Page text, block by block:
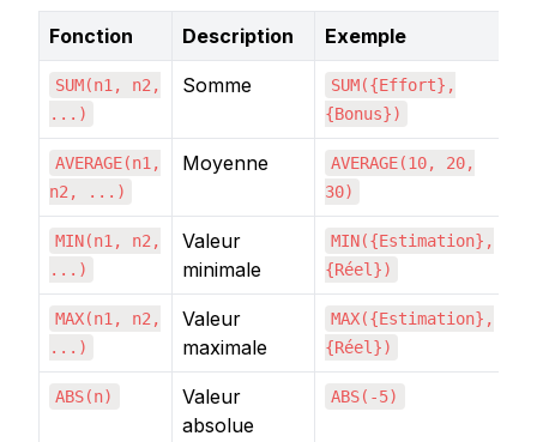
Fonction Description Exemple
SUM(n1, n2,
...)
Somme
SUM({Effort},
{Bonus})
AVERAGE(n1,
n2, ...)
Moyenne
AVERAGE(10, 20,
30)
MIN(n1, n2,
...)
Valeur
minimale
MIN({Estimation},
{Réel})
MAX(n1, n2,
...)
Valeur
maximale
MAX({Estimation},
{Réel})
ABS(n)
Valeur
absolue
ABS(-5)